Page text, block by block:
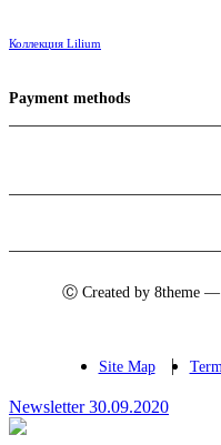
Коллекция Lilium
Payment methods
Ⓒ Created by 8theme —
Site Map
Newsletter 30.09.2020